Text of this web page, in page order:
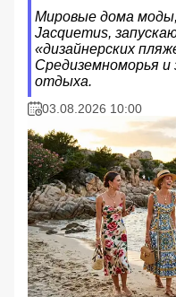
Мировые дома
Jacquemus,
«дизайнерских
Средиземноморья
отдыха.
03.08.2026 10:00